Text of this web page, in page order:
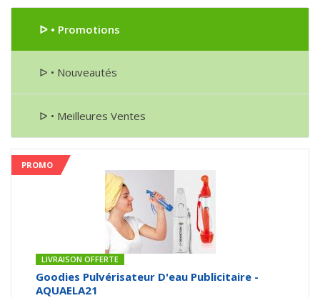
ᐅ • Promotions
ᐅ • Nouveautés
ᐅ • Meilleures Ventes
PROMO
LIVRAISON OFFERTE
Goodies Pulvérisateur D'eau Publicitaire -
AQUAELA21